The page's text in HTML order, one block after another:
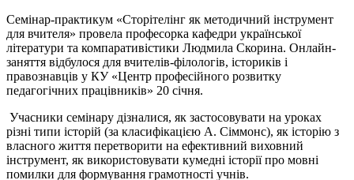
Семінар-практикум «Сторітелінг як методичний інструмент
для вчителя» провела професорка кафедри української
літератури та компаративістики Людмила Скорина. Онлайн-
заняття відбулося для вчителів-філологів, істориків і
правознавців у КУ «Центр професійного розвитку
педагогічних працівників» 20 січня.
Учасники семінару дізналися, як застосовувати на уроках
різні типи історій (за класифікацією А. Сіммонс), як історію з
власного життя перетворити на ефективний виховний
інструмент, як використовувати кумедні історії про мовні
помилки для формування грамотності учнів.